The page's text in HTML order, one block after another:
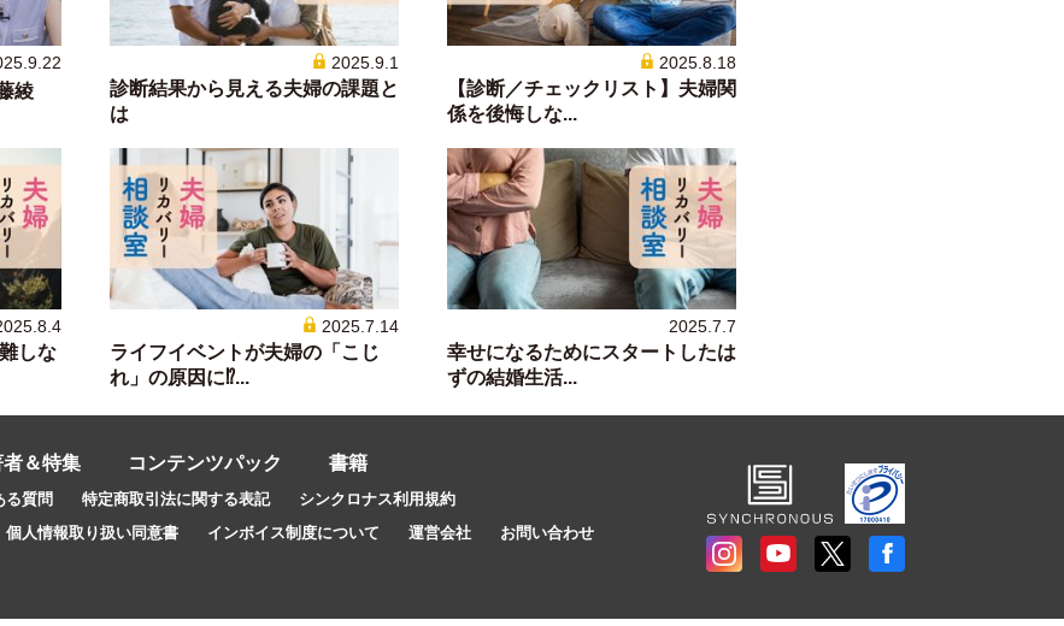
綾
2025.9.1
診断結果から見える夫婦の課題と
は
2025.8.18
【診断／チェックリスト】夫婦関
係を後悔しな...
しな
2025.7.14
ライフイベントが夫婦の「こじ
れ」の原因に⁉...
2025.7.7
幸せになるためにスタートしたは
ずの結婚生活...
者＆特集 コンテンツパック 書籍
る質問 特定商取引法に関する表記
シンクロナス利用規約
個人情報取り扱い同意書 インボイス制度について 運営会社 お問い合わせ